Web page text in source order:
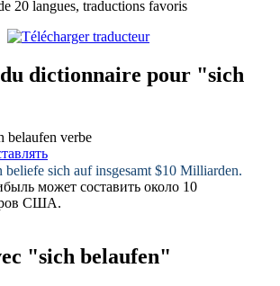
20 langues, traductions favoris
dictionnaire pour "sich
belaufen verbe
beliefe sich auf insgesamt $10 Milliarden.
может составить около 10
США.
"sich belaufen"